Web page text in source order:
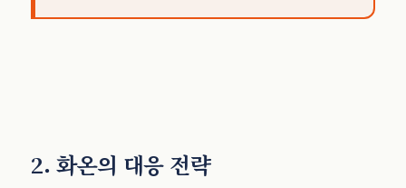
2. 화온의 대응 전략